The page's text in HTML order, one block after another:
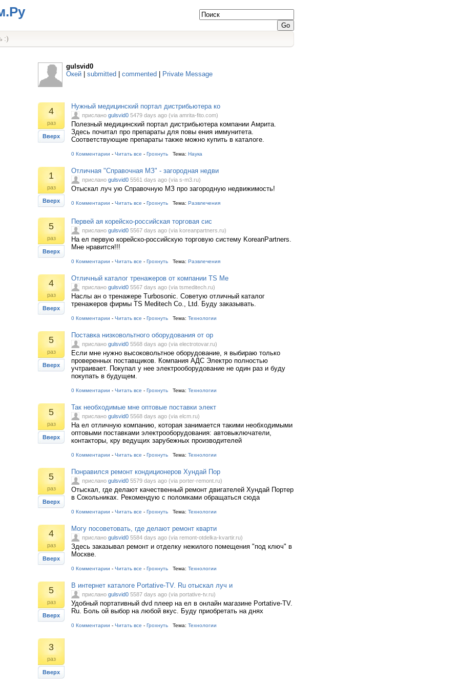
:)
gulsvid0
Окей
submitted commented Private Message
4
раз
Вверх
Нужный медицинский портал дистрибьютера ко
прислано gulsvid0 5479 days ago (via amrita-fito.com)
Полезный медицинский портал дистрибьютера компании Амрита.
Здесь почитал про препараты для повы ения иммунитета.
Соответствующие препараты также можно купить в каталоге.
0 Комментарии - Читать все - Грохнуть Тема: Наука
1
раз
Вверх
Отличная "Справочная МЗ" - загородная недви
прислано gulsvid0 5561 days ago (via s-m3.ru)
Отыскал луч ую Справочную МЗ про загородную недвижимость!
0 Комментарии - Читать все - Грохнуть Тема: Развлечения
5
раз
Вверх
Первей ая корейско-российская торговая сис
прислано gulsvid0 5567 days ago (via koreanpartners.ru)
На ел первую корейско-российскую торговую систему KoreanPartners.
Мне нравится!!!
0 Комментарии - Читать все - Грохнуть Тема: Развлечения
4
раз
Вверх
Отличный каталог тренажеров от компании TS Me
прислано gulsvid0 5567 days ago (via tsmeditech.ru)
Наслы ан о тренажере Turbosonic. Советую отличный каталог
тренажеров фирмы TS Meditech Co., Ltd. Буду заказывать.
0 Комментарии - Читать все - Грохнуть Тема: Технологии
5
раз
Вверх
Поставка низковольтного оборудования от ор
прислано gulsvid0 5568 days ago (via electrotovar.ru)
Если мне нужно высоковольтное оборудование, я выбираю только
проверенных поставщиков. Компания АДС Электро полностью
учтраивает. Покупал у нее электрооборудование не один раз и буду
покупать в будущем.
0 Комментарии - Читать все - Грохнуть Тема: Технологии
5
раз
Вверх
Так необходимые мне оптовые поставки элект
прислано gulsvid0 5568 days ago (via elcm.ru)
На ел отличную компанию, которая занимается такими необходимыми
оптовыми поставками электрооборудования: автовыключатели,
контакторы, кру ведущих зарубежных производителей
0 Комментарии - Читать все - Грохнуть Тема: Технологии
5
раз
Вверх
Понравился ремонт кондиционеров Хундай Пор
прислано gulsvid0 5579 days ago (via porter-remont.ru)
Отыскал, где делают качественный ремонт двигателей Хундай Портер
в Сокольниках. Рекомендую с поломками обращаться сюда
0 Комментарии - Читать все - Грохнуть Тема: Технологии
4
раз
Вверх
Могу посоветовать, где делают ремонт кварти
прислано gulsvid0 5584 days ago (via remont-otdelka-kvartir.ru)
Здесь заказывал ремонт и отделку нежилого помещения "под ключ" в
Москве.
0 Комментарии - Читать все - Грохнуть Тема: Технологии
5
раз
Вверх
В интернет каталоге Portative-TV. Ru отыскал луч и
прислано gulsvid0 5587 days ago (via portative-tv.ru)
Удобный портативный dvd плеер на ел в онлайн магазине Portative-TV.
Ru. Боль ой выбор на любой вкус. Буду приобретать на днях
0 Комментарии - Читать все - Грохнуть Тема: Технологии
3
раз
Вверх